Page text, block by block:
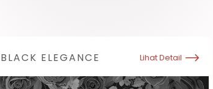
BLACK ELEGANCE Lihat Detail